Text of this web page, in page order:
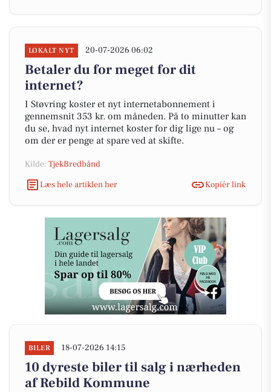
LOKALT NYT 20-07-2026 06:02
Betaler du for meget for dit
internet?
I Støvring koster et nyt internetabonnement i
gennemsnit 353 kr. om måneden. På to minutter kan
du se, hvad nyt internet koster for dig lige nu – og
om der er penge at spare ved at skifte.
Kilde: TjekBredbånd
Læs hele artiklen her
Kopiér link
BILER 18-07-2026 14:15
10 dyreste biler til salg i nærheden
af Rebild Kommune